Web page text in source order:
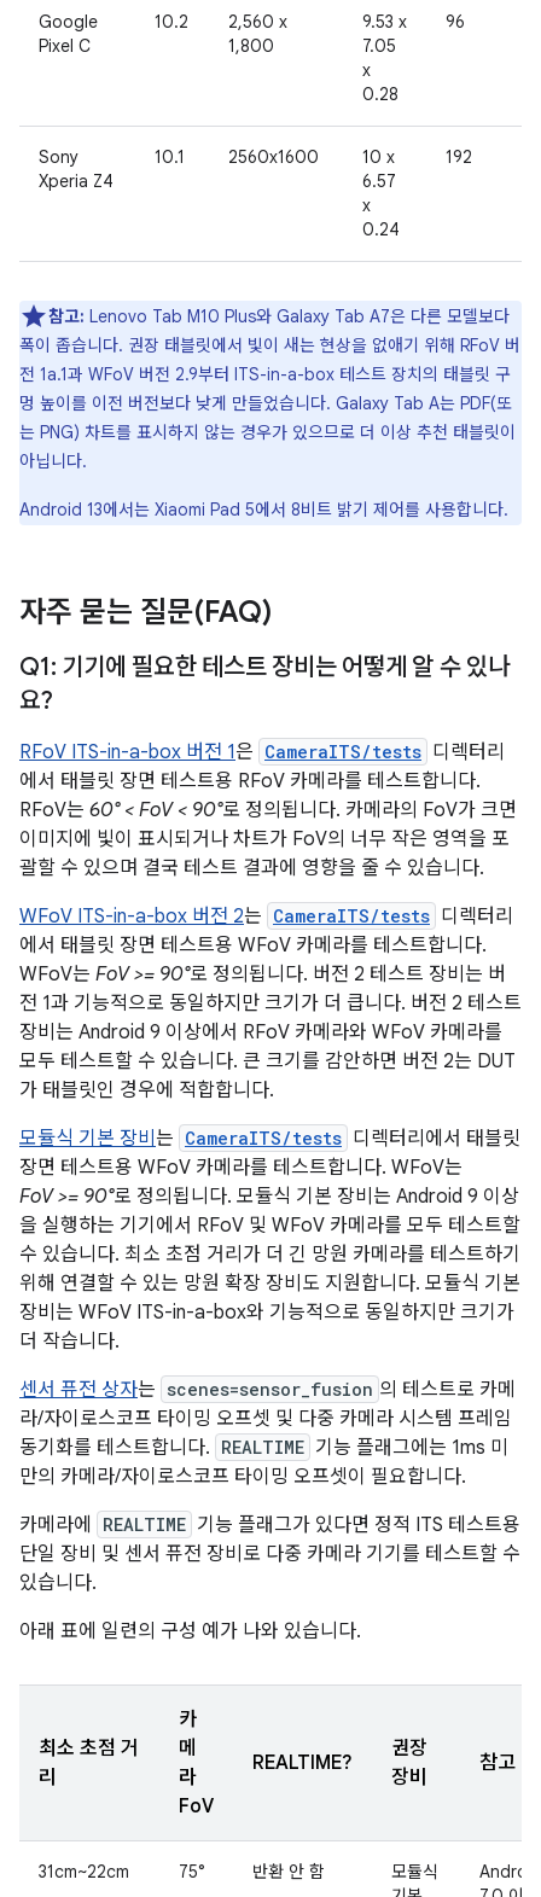
Google
Pixel C
10.2
2,560 x
1,800
9.53 x
7.05
x
0.28
96
Sony
Xperia Z4
10.1 2560x1600
10 x
6.57
x
0.24
192
참고: Lenovo Tab M10 Plus와 Galaxy Tab A7은 다른 모델보다
폭이 좁습니다. 권장 태블릿에서 빛이 새는 현상을 없애기 위해 RFoV 버
전 1a.1과 WFoV 버전 2.9부터 ITS-in-a-box 테스트 장치의 태블릿 구
멍 높이를 이전 버전보다 낮게 만들었습니다. Galaxy Tab A는 PDF(또
는 PNG) 차트를 표시하지 않는 경우가 있으므로 더 이상 추천 태블릿이
아닙니다.
Android 13에서는 Xiaomi Pad 5에서 8비트 밝기 제어를 사용합니다.
자주 묻는 질문(FAQ)
Q1: 기기에 필요한 테스트 장비는 어떻게 알 수 있나
요?
RFoV ITS-in-a-box 버전 1은 CameraITS/tests 디렉터리
에서 태블릿 장면 테스트용 RFoV 카메라를 테스트합니다.
RFoV는 60° < FoV < 90°로 정의됩니다. 카메라의 FoV가 크면
이미지에 빛이 표시되거나 차트가 FoV의 너무 작은 영역을 포
괄할 수 있으며 결국 테스트 결과에 영향을 줄 수 있습니다.
WFoV ITS-in-a-box 버전 2는 CameraITS/tests 디렉터리
에서 태블릿 장면 테스트용 WFoV 카메라를 테스트합니다.
WFoV는 FoV >= 90°로 정의됩니다. 버전 2 테스트 장비는 버
전 1과 기능적으로 동일하지만 크기가 더 큽니다. 버전 2 테스트
장비는 Android 9 이상에서 RFoV 카메라와 WFoV 카메라를
모두 테스트할 수 있습니다. 큰 크기를 감안하면 버전 2는 DUT
가 태블릿인 경우에 적합합니다.
모듈식 기본 장비 는 CameraITS/tests 디렉터리에서 태블릿
장면 테스트용 WFoV 카메라를 테스트합니다. WFoV는
FoV >= 90°로 정의됩니다. 모듈식 기본 장비는 Android 9 이상
을 실행하는 기기에서 RFoV 및 WFoV 카메라를 모두 테스트할
수 있습니다. 최소 초점 거리가 더 긴 망원 카메라를 테스트하기
위해 연결할 수 있는 망원 확장 장비도 지원합니다. 모듈식 기본
장비는 WFoV ITS-in-a-box와 기능적으로 동일하지만 크기가
더 작습니다.
센서 퓨전 상자는 scenes=sensor_fusion 의 테스트로 카메
라/자이로스코프 타이밍 오프셋 및 다중 카메라 시스템 프레임
동기화를 테스트합니다. REALTIME 기능 플래그에는 1ms 미
만의 카메라/자이로스코프 타이밍 오프셋이 필요합니다.
카메라에
REALTIME 기능 플래그가 있다면 정적 ITS 테스트용
단일 장비 및 센서 퓨전 장비로 다중 카메라 기기를 테스트할 수
있습니다.
아래 표에 일련의 구성 예가 나와 있습니다.
최소 초점 거
리
카
메
라
FoV
REALTIME?
권장
장비
참고
31cm~22cm 75° 반환 안 함
모듈식
Android